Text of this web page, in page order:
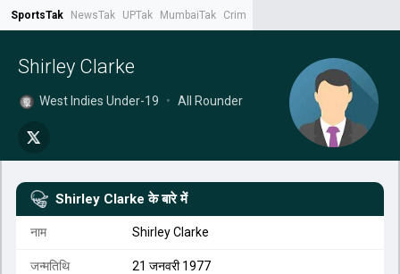
SportsTak NewsTak UPTak MumbaiTak CrimeTak
Shirley Clarke
West Indies Under-19 • All Rounder
Shirley Clarke के बारे में
नाम Shirley Clarke
जन्मतिथि 21 जनवरी 1977